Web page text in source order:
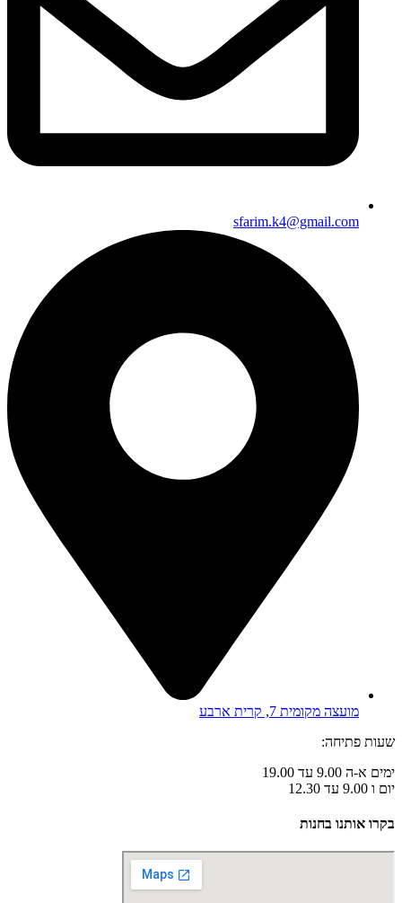
sfarim.k4@gmail.com
מועצה מקומית 7, קרית ארבע
שעות פתיחה:
ימים א-ה 9.00 עד 19.00
יום ו 9.00 עד 12.30
בקרו אותנו בחנות